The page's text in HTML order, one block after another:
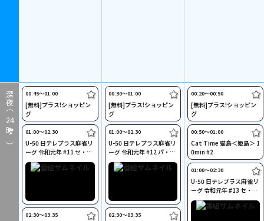
深夜（
24
時～）
00:45〜01:00
[無料]プラス!ショッピン
グ
01:00〜02:30
U-50 日テレプラス麻雀リ
ーグ 令和元年 #11 セ・リ
ーグ予選(6)
02:30〜03:35
00:30〜01:00
[無料]プラス!ショッピン
グ
01:00〜02:30
U-50 日テレプラス麻雀リ
ーグ 令和元年 #12 パ・リ
ーグ予選(6)
02:30〜03:35
00:20〜00:50
[無料]プラス!ショッピン
グ
00:50〜01:00
Cat Time 猫島＜姫島＞ 1
0min #2
01:00〜02:30
U-50 日テレプラス麻雀リ
ーグ 令和元年 #13 セ・リ
ーグ予選(7)